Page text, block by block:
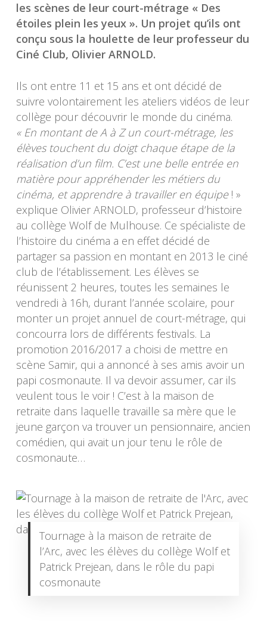
les scènes de leur court-métrage « Des
étoiles plein les yeux ». Un projet qu’ils ont
conçu sous la houlette de leur professeur du
Ciné Club, Olivier ARNOLD.
Ils ont entre 11 et 15 ans et ont décidé de
suivre volontairement les ateliers vidéos de leur
collège pour découvrir le monde du cinéma.
« En montant de A à Z un court-métrage, les
élèves touchent du doigt chaque étape de la
réalisation d’un film. C’est une belle entrée en
matière pour appréhender les métiers du
cinéma, et apprendre à travailler en équipe! »
explique Olivier ARNOLD, professeur d’histoire
au collège Wolf de Mulhouse. Ce spécialiste de
l’histoire du cinéma a en effet décidé de
partager sa passion en montant en 2013 le ciné
club de l’établissement. Les élèves se
réunissent 2 heures, toutes les semaines le
vendredi à 16h, durant l’année scolaire, pour
monter un projet annuel de court-métrage, qui
concourra lors de différents festivals. La
promotion 2016/2017 a choisi de mettre en
scène Samir, qui a annoncé à ses amis avoir un
papi cosmonaute. Il va devoir assumer, car ils
veulent tous le voir ! C’est à la maison de
retraite dans laquelle travaille sa mère que le
jeune garçon va trouver un pensionnaire, ancien
comédien, qui avait un jour tenu le rôle de
cosmonaute…
Tournage à la maison de retraite de
l’Arc, avec les élèves du collège Wolf et
Patrick Prejean, dans le rôle du papi
cosmonaute